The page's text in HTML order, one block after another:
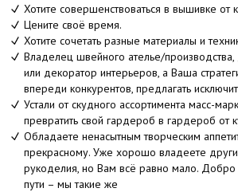
Хотите совершенствоваться в вышивке от
Цените своё время.
Хотите сочетать разные материалы и
Владелец швейного ателье/
или декоратор интерьеров, а Ваша
впереди конкурентов, предлагать
Устали от скудного ассортимента масс-
превратить свой гардероб в гардероб от
Обладаете ненасытным творческим
прекрасному. Уже хорошо владеете
рукоделия, но Вам всё равно мало.
пути – мы такие же